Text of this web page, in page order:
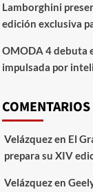
Lamborghini
edición exclusiva
OMODA 4 debuta
impulsada por
COMENTARIOS
Velázquezen El
prepara su XIV
Velázquezen